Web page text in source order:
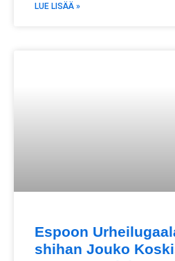
LUE LISÄÄ »
Espoon
shihan Jouko